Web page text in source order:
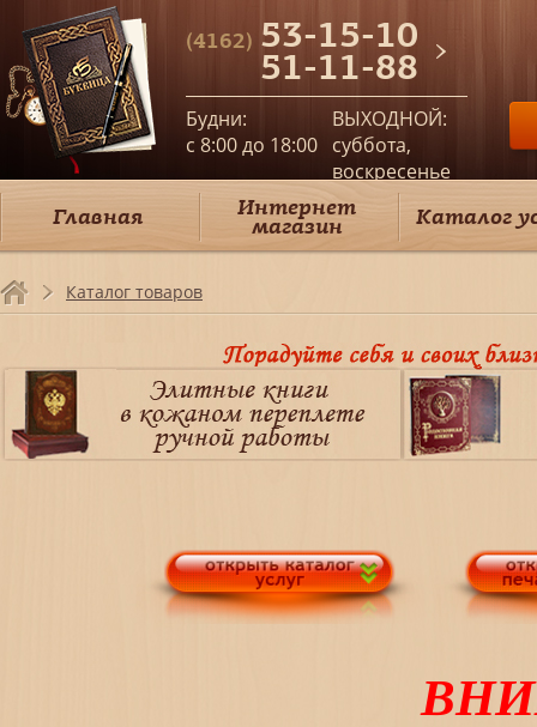
(4162) 53-15-10
51-11-88
Будни:
c 8:00 до 18:00
ВЫХОДНОЙ:
суббота,
воскресенье
Главная Интернет
магазин Каталог
Каталог товаров